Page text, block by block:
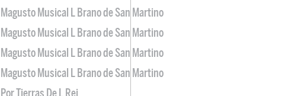
Magusto Musical L Brano de San Martino
Magusto Musical L Brano de San Martino
Magusto Musical L Brano de San Martino
Magusto Musical L Brano de San Martino